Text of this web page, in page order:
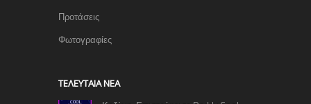
Προτάσεις
Φωτογραφίες
TΕΛΕΥΤΑΊΑ ΝΈΑ